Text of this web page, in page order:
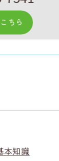
ちら
本知識